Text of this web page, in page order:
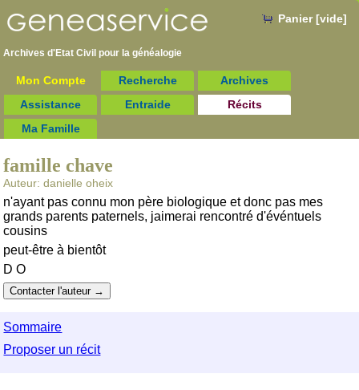
Panier [vide]
Archives d'Etat Civil pour lagénéalogie
Mon Compte Recherche
Archives
Assistance
Entraide
Récits
Ma Famille
famille chave
Auteur: danielle oheix
n'ayant pas connu mon père biologique et donc pas mes
grands parents paternels, jaimerai rencontré d'événtuels
cousins
peut-être à bientôt
D O
Sommaire
Proposer un récit